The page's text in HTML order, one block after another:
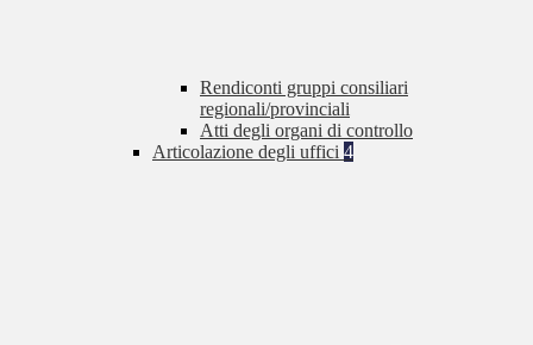
Rendiconti gruppi consiliari
regionali/provinciali
Atti degli organi di controllo
Articolazione degli uffici 4